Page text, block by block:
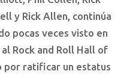
y Rick Allen, continúa
pocas veces visto en
Rock and Roll Hall of
por ratificar un estatus